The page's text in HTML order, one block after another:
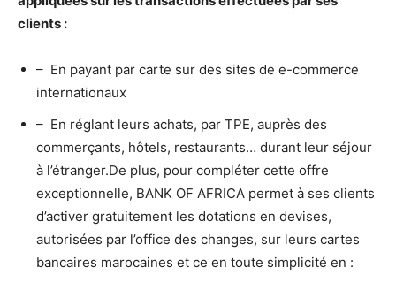
clients :
– En payant par carte sur des sites de e-commerce
internationaux
– En réglant leurs achats, par TPE, auprès des
commerçants, hôtels, restaurants… durant leur séjour
à l’étranger.De plus, pour compléter cette offre
exceptionnelle, BANK OF AFRICA permet à ses clients
d’activer gratuitement les dotations en devises,
autorisées par l’office des changes, sur leurs cartes
bancaires marocaines et ce en toute simplicité en :